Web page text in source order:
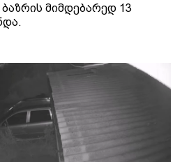
ბაზრის მიმდებარედ 13